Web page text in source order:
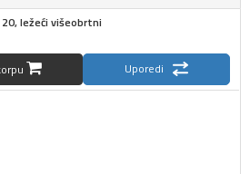
ležeći višeobrtni
Uporedi